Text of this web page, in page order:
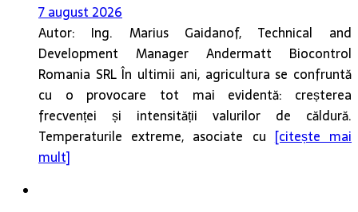
7 august 2026
Autor: Ing. Marius Gaidanof, Technical and
Development Manager Andermatt Biocontrol
Romania SRL În ultimii ani, agricultura se confruntă
cu o provocare tot mai evidentă: creșterea
frecvenței și intensității valurilor de căldură.
Temperaturile extreme, asociate cu [citește mai
mult]